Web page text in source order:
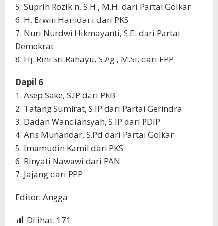
5. Suprih Rozikin, S.H., M.H. dari Partai Golkar
6. H. Erwin Hamdani dari PKS
7. Nuri Nurdwi Hikmayanti, S.E. dari Partai
Demokrat
8. Hj. Rini Sri Rahayu, S.Ag., M.Si. dari PPP
Dapil 6
1. Asep Sake, S.IP dari PKB
2. Tatang Sumirat, S.IP dari Partai Gerindra
3. Dadan Wandiansyah, S.IP dari PDIP
4. Aris Munandar, S.Pd dari Partai Golkar
5. Imamudin Kamil dari PKS
6. Rinyati Nawawi dari PAN
7. Jajang dari PPP
Editor: Angga
Dilihat: 171